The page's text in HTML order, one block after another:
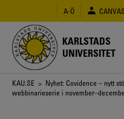
huvudinnehåll
A-Ö CANVAS
KARLSTADS
UNIVERSITET
Länkstig
KAU.SE > Nyhet: Covidence – nytt
webbinarieserie i